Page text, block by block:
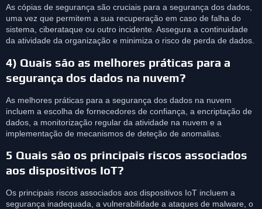
As cópias de segurança são cruciais para a segurança dos dados,
uma vez que permitem a sua recuperação em caso de falha do
sistema, ciberataque ou outro incidente. Assegura a continuidade
da atividade da organização e minimiza o risco de perda de dados.
4) Quais são as melhores práticas para a
segurança dos dados na nuvem?
As melhores práticas para a segurança dos dados na nuvem
incluem a escolha de fornecedores de confiança, a encriptação de
dados, a monitorização regular da atividade na nuvem e a
implementação de mecanismos de deteção de anomalias.
5 Quais são os principais riscos associados
aos dispositivos IoT?
Os principais riscos associados aos dispositivos IoT incluem a
segurança inadequada, a vulnerabilidade a ataques de malware, o